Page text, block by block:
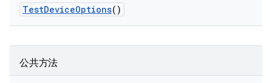
TestDeviceOptions()
公共方法